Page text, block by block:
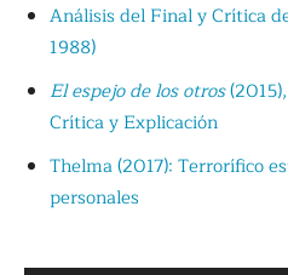
Análisis del Final y Crítica
1988)
El espejo de los otros
Crítica y Explicación
Thelma (2017): Terrorífico
personales